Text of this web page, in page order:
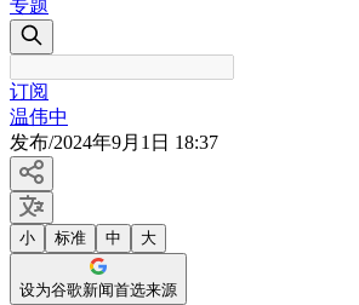
专题
订阅
温伟中
发布/2024年9月1日 18:37
小 标准 中 大
设为谷歌新闻首选来源